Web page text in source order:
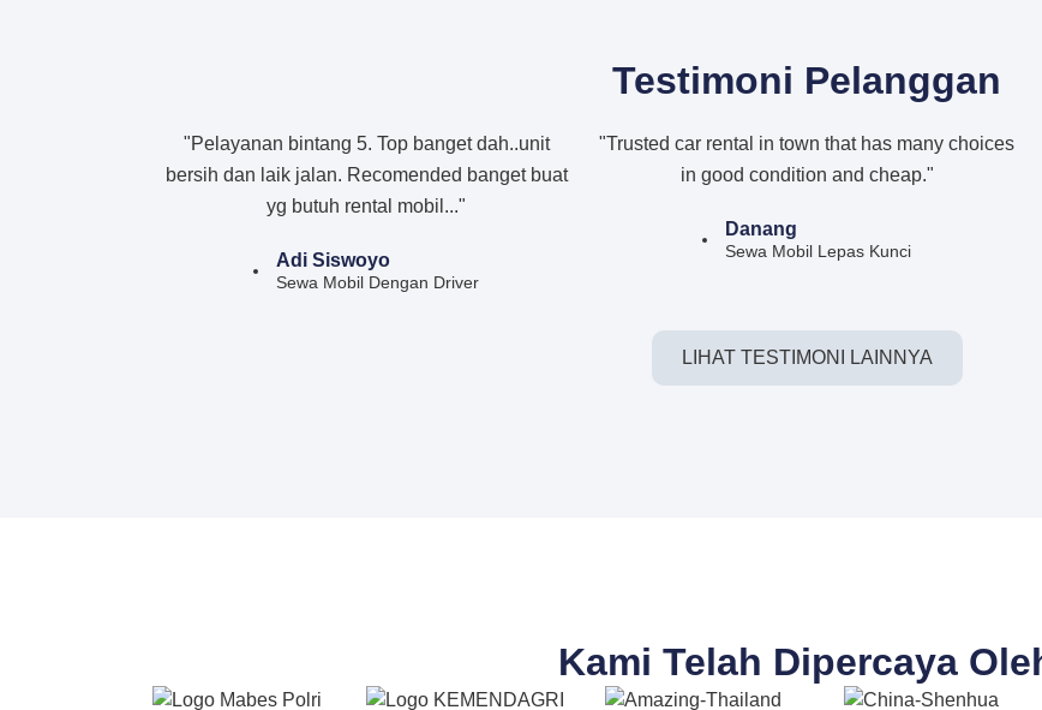
Testimoni Pelanggan
"Pelayanan bintang 5. Top banget dah..unit
bersih dan laik jalan. Recomended banget buat
yg butuh rental mobil..."
Adi Siswoyo
Sewa Mobil Dengan Driver
"Trusted car rental in town that has many choices
in good condition and cheap."
Danang
Sewa Mobil Lepas Kunci
LIHAT TESTIMONI LAINNYA
Kami Telah Dipercaya